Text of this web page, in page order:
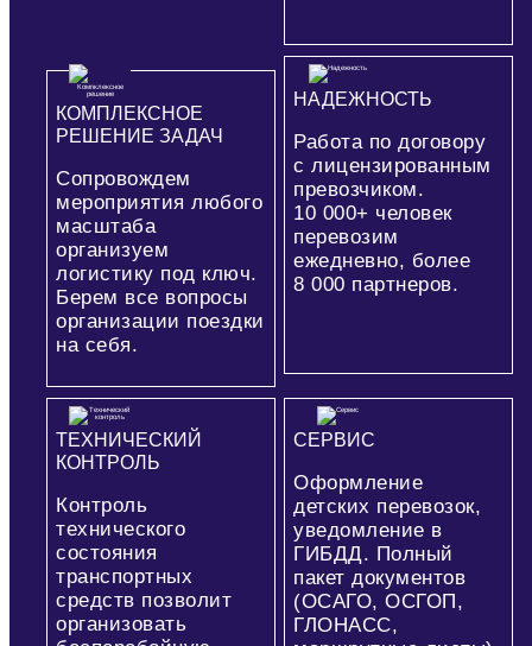
КОМПЛЕКСНОЕ
РЕШЕНИЕ ЗАДАЧ
Сопровождем
мероприятия любого
масштаба
организуем
логистику под ключ.
Берем все вопросы
организации поездки
на себя.
НАДЕЖНОСТЬ
Работа по договору
с лицензированным
превозчиком.
10 000+ человек
перевозим
ежедневно, более
8 000 партнеров.
ТЕХНИЧЕСКИЙ
КОНТРОЛЬ
Контроль
технического
состояния
транспортных
средств позволит
организовать
СЕРВИС
Оформление
детских перевозок,
уведомление в
ГИБДД. Полный
пакет документов
(ОСАГО, ОСГОП,
ГЛОНАСС,